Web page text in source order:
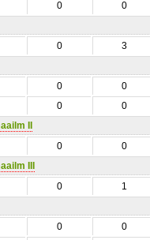
0
0
0
3
0
0
0
0
II
0
0
III
0
1
0
0